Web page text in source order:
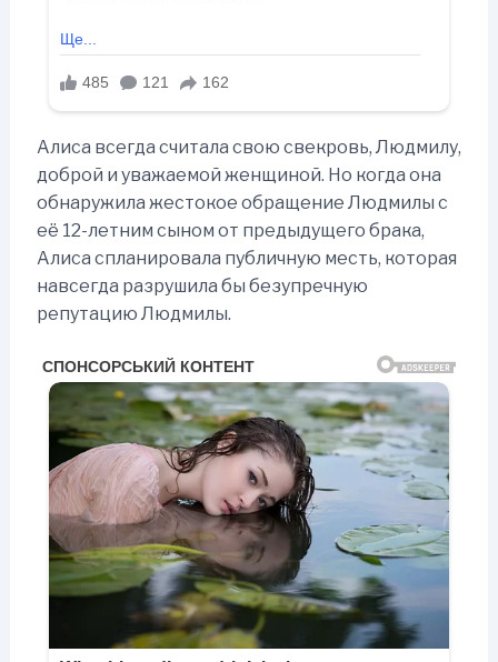
Алиса всегда считала свою свекровь, Людмилу,
доброй и уважаемой женщиной. Но когда она
обнаружила жестокое обращение Людмилы с
её 12-летним сыном от предыдущего брака,
Алиса спланировала публичную месть, которая
навсегда разрушила бы безупречную
репутацию Людмилы.